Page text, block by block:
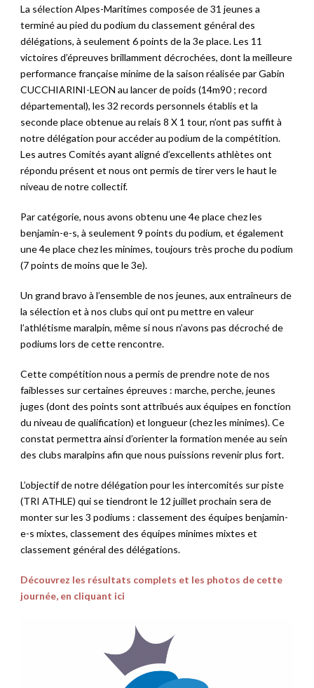
La sélection Alpes-Maritimes composée de 31 jeunes a
terminé au pied du podium du classement général des
délégations, à seulement 6 points de la 3e place. Les 11
victoires d’épreuves brillamment décrochées, dont la meilleure
performance française minime de la saison réalisée par Gabin
CUCCHIARINI-LEON au lancer de poids (14m90 ; record
départemental), les 32 records personnels établis et la
seconde place obtenue au relais 8 X 1 tour, n’ont pas suffit à
notre délégation pour accéder au podium de la compétition.
Les autres Comités ayant aligné d’excellents athlètes ont
répondu présent et nous ont permis de tirer vers le haut le
niveau de notre collectif.
Par catégorie, nous avons obtenu une 4e place chez les
benjamin-e-s, à seulement 9 points du podium, et également
une 4e place chez les minimes, toujours très proche du podium
(7 points de moins que le 3e).
Un grand bravo à l’ensemble de nos jeunes, aux entraîneurs de
la sélection et à nos clubs qui ont pu mettre en valeur
l’athlétisme maralpin, même si nous n’avons pas décroché de
podiums lors de cette rencontre.
Cette compétition nous a permis de prendre note de nos
faiblesses sur certaines épreuves : marche, perche, jeunes
juges (dont des points sont attribués aux équipes en fonction
du niveau de qualification) et longueur (chez les minimes). Ce
constat permettra ainsi d’orienter la formation menée au sein
des clubs maralpins afin que nous puissions revenir plus fort.
L’objectif de notre délégation pour les intercomités sur piste
(TRI ATHLE) qui se tiendront le 12 juillet prochain sera de
monter sur les 3 podiums : classement des équipes benjamin-
e-s mixtes, classement des équipes minimes mixtes et
classement général des délégations.
Découvrez les résultats complets et les photos de cette
journée, en cliquant ici